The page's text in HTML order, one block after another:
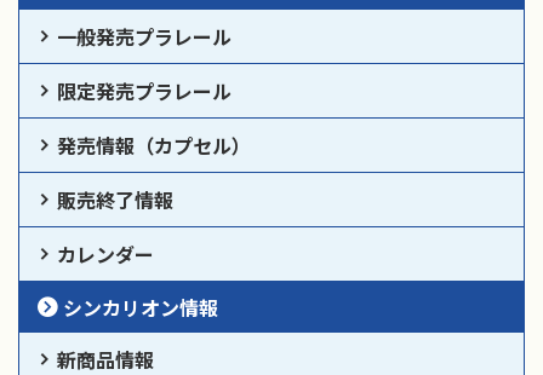
一般発売プラレール
限定発売プラレール
発売情報（カプセル）
販売終了情報
カレンダー
シンカリオン情報
新商品情報